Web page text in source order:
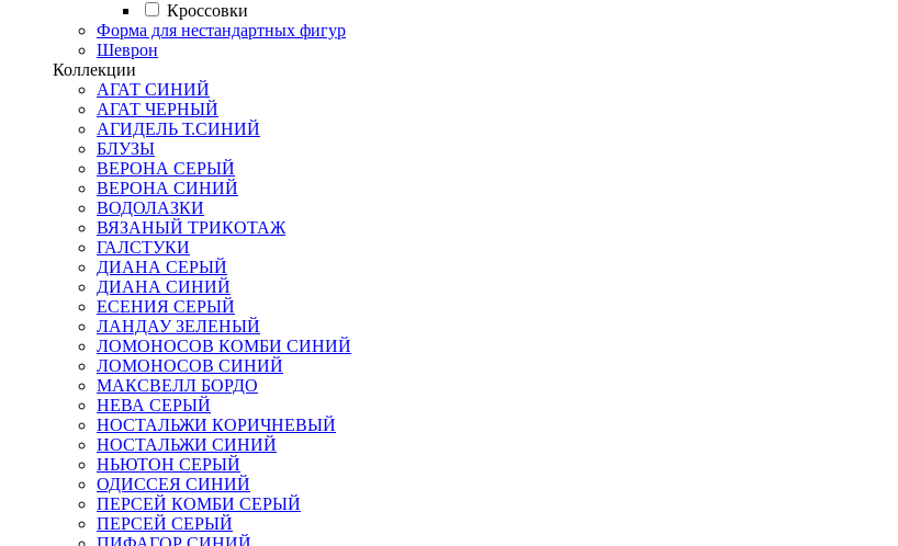
Кроссовки
Форма для нестандартных фигур
Шеврон
Коллекции
АГАТ СИНИЙ
АГАТ ЧЕРНЫЙ
АГИДЕЛЬ Т.СИНИЙ
БЛУЗЫ
ВЕРОНА СЕРЫЙ
ВЕРОНА СИНИЙ
ВОДОЛАЗКИ
ВЯЗАНЫЙ ТРИКОТАЖ
ГАЛСТУКИ
ДИАНА СЕРЫЙ
ДИАНА СИНИЙ
ЕСЕНИЯ СЕРЫЙ
ЛАНДАУ ЗЕЛЕНЫЙ
ЛОМОНОСОВ КОМБИ СИНИЙ
ЛОМОНОСОВ СИНИЙ
МАКСВЕЛЛ БОРДО
НЕВА СЕРЫЙ
НОСТАЛЬЖИ КОРИЧНЕВЫЙ
НОСТАЛЬЖИ СИНИЙ
НЬЮТОН СЕРЫЙ
ОДИССЕЯ СИНИЙ
ПЕРСЕЙ КОМБИ СЕРЫЙ
ПЕРСЕЙ СЕРЫЙ